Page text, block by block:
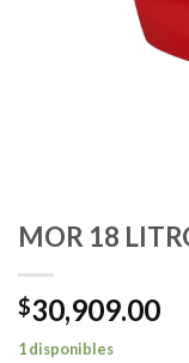
MOR 18
$30,909.00
1 disponibles